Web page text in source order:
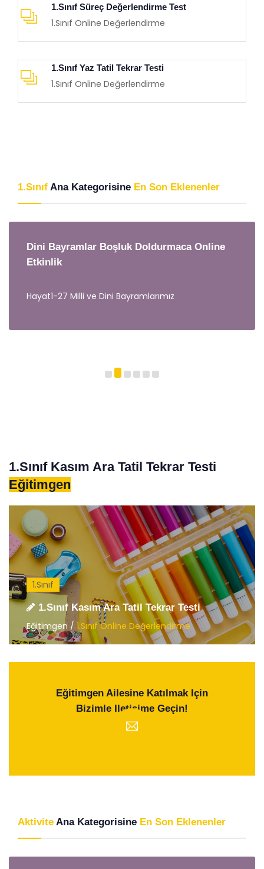
1.Sınıf Süreç Değerlendirme Test
1.Sınıf Online Değerlendirme
1.Sınıf Yaz Tatil Tekrar Testi
1.Sınıf Online Değerlendirme
1.Sınıf Ana Kategorisine En Son Eklenenler
Dini Bayramlar Boşluk Doldurmaca Online
Etkinlik
Hayat1-27 Milli ve Dini Bayramlarımız
1.Sınıf Kasım Ara Tatil Tekrar Testi
Eğitimgen
1.Sınıf
1.Sınıf Kasım Ara Tatil Tekrar Testi
Eğitimgen / 1.Sınıf Online Değerlendirme
Eğitimgen Ailesine Katılmak Için
Bizimle Iletişime Geçin!
Aktivite Ana Kategorisine En Son Eklenenler